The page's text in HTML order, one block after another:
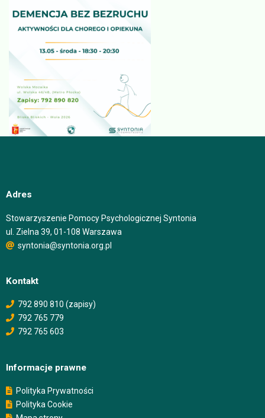
Adres
Stowarzyszenie Pomocy Psychologicznej Syntonia
ul. Zielna 39, 01-108 Warszawa
syntonia@syntonia.org.pl
Kontakt
792 890 810 (zapisy)
792 765 779
792 765 603
Informacje prawne
Polityka Prywatności
Polityka Cookie